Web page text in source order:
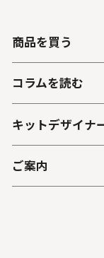
商品を買う
コラムを読む
キットデザイナ
ご案内